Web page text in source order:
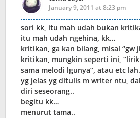
January 9, 2011 at 8:23 pm
sori kk, itu mah udah bukan
itu mah udah ngehina, kk…
kritikan, ga kan bilang, misal “gw
kritikan, mungkin seperti ini,
sama melodi lgunya”, atau etc
yg jelas yg ditulis m writer ntu,
diri seseorang..
begitu kk…
menurut tama..